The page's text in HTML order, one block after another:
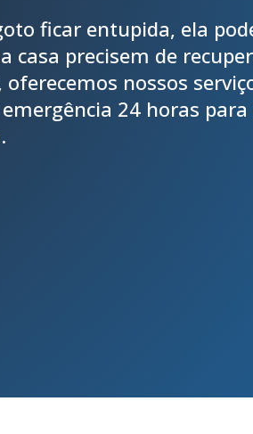
ficar entupida, ela
casa precisem de
oferecemos nossos
24 horas